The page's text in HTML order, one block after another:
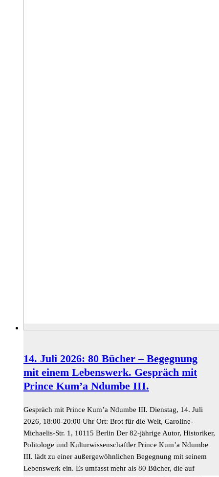
14. Juli 2026: 80 Bücher – Begegnung
mit einem Lebenswerk. Gespräch mit
Prince Kum’a Ndumbe III.
Gespräch mit Prince Kum’a Ndumbe III. Dienstag, 14. Juli
2026, 18:00-20:00 Uhr Ort: Brot für die Welt, Caroline-
Michaelis-Str. 1, 10115 Berlin Der 82-jährige Autor, Historiker,
Politologe und Kulturwissenschaftler Prince Kum’a Ndumbe
III. lädt zu einer außergewöhnlichen Begegnung mit seinem
Lebenswerk ein. Es umfasst mehr als 80 Bücher, die auf